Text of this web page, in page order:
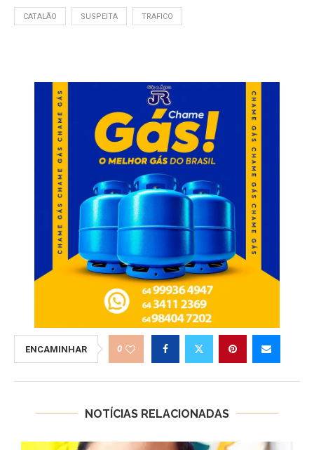
CATALÃO SUSPEITA TRAFICO
ENCAMINHAR 0
NOTÍCIAS RELACIONADAS